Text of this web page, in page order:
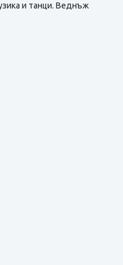
и танци. Веднъж